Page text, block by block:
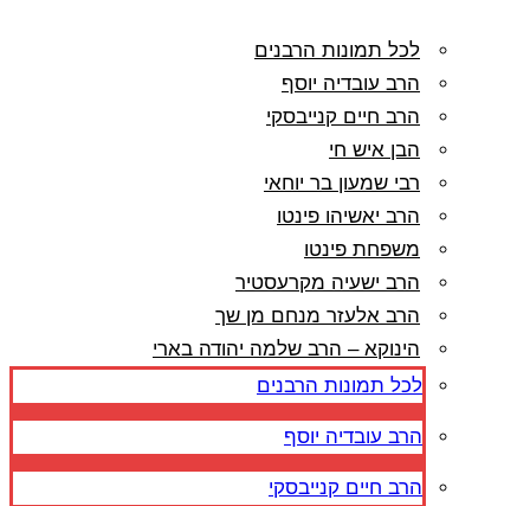
לכל תמונות הרבנים
הרב עובדיה יוסף
הרב חיים קנייבסקי
הבן איש חי
רבי שמעון בר יוחאי
הרב יאשיהו פינטו
משפחת פינטו
הרב ישעיה מקרעסטיר
הרב אלעזר מנחם מן שך
הינוקא – הרב שלמה יהודה בארי
לכל תמונות הרבנים
הרב עובדיה יוסף
הרב חיים קנייבסקי